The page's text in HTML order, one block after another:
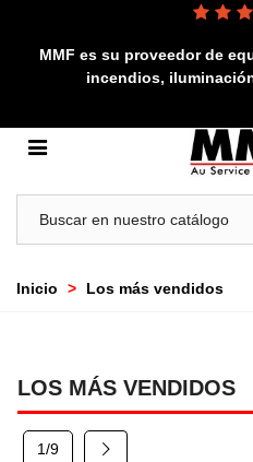
MMF es su proveedor de
incendios,
Inicio > Los más vendidos
LOS MÁS VENDIDOS
1/9